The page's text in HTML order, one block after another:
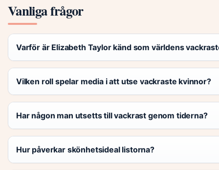
Vanliga frågor
Varför är Elizabeth Taylor känd som världens
Vilken roll spelar media i att utse vackraste kvinnor?
Har någon man utsetts till vackrast genom tiderna?
Hur påverkar skönhetsideal listorna?